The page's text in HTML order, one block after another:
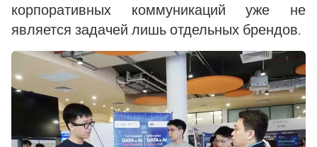
корпоративных коммуникаций уже не
является задачей лишь отдельных брендов.